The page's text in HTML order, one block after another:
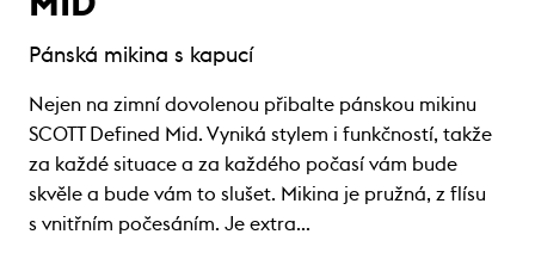
Pánská mikina s kapucí
Nejen na zimní dovolenou přibalte pánskou mikinu
SCOTT Defined Mid. Vyniká stylem i funkčností, takže
za každé situace a za každého počasí vám bude
skvěle a bude vám to slušet. Mikina je pružná, z flísu
s vnitřním počesáním. Je extra…